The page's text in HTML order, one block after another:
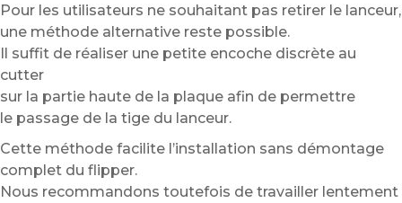
Pour les utilisateurs ne souhaitant pas retirer le lanceur,
une méthode alternative reste possible.
Il suffit de réaliser une petite encoche discrète au
cutter
sur la partie haute de la plaque afin de permettre
le passage de la tige du lanceur.
Cette méthode facilite l’installation sans démontage
complet du flipper.
Nous recommandons toutefois de travailler lentement